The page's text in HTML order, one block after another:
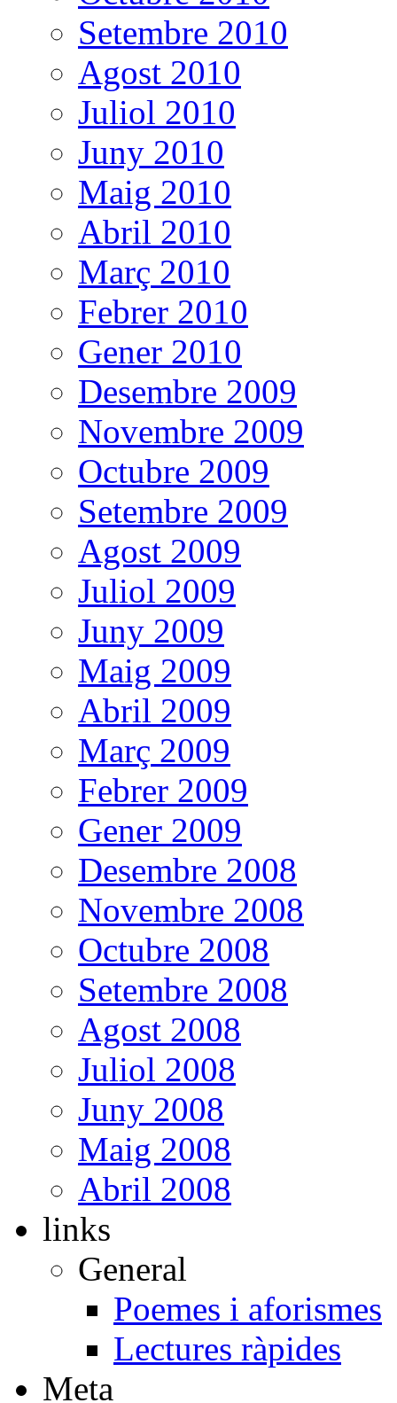
Setembre 2010
Agost 2010
Juliol 2010
Juny 2010
Maig 2010
Abril 2010
Març 2010
Febrer 2010
Gener 2010
Desembre 2009
Novembre 2009
Octubre 2009
Setembre 2009
Agost 2009
Juliol 2009
Juny 2009
Maig 2009
Abril 2009
Març 2009
Febrer 2009
Gener 2009
Desembre 2008
Novembre 2008
Octubre 2008
Setembre 2008
Agost 2008
Juliol 2008
Juny 2008
Maig 2008
Abril 2008
links
General
Poemes i aforismes
Lectures ràpides
Meta